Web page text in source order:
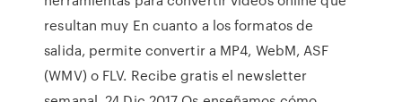
resultan muy En cuanto a los formatos de
salida, permite convertir a MP4, WebM, ASF
(WMV) o FLV. Recibe gratis el newsletter